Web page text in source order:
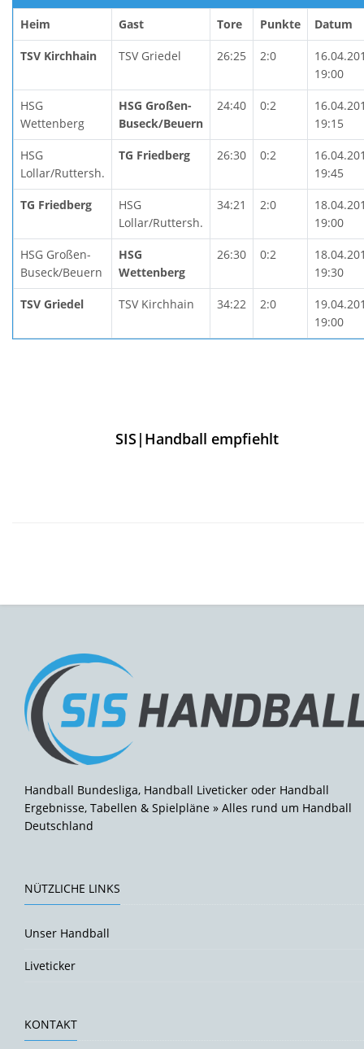
Heim Gast Tore Punkte Datum
TSV Kirchhain TSV Griedel 26:25 2:0
19:00
HSG
Wettenberg
HSG Großen-
Buseck/Beuern
24:40 0:2
19:15
HSG
Lollar/Ruttersh.
TG Friedberg 26:30 0:2
19:45
TG Friedberg
HSG
Lollar/Ruttersh.
34:21 2:0
19:00
HSG Großen-
Buseck/Beuern
HSG
Wettenberg
26:30 0:2
19:30
TSV Griedel TSV Kirchhain 34:22 2:0
19:00
SIS|Handball empfiehlt
Handball Bundesliga, Handball Liveticker oder Handball
Ergebnisse, Tabellen & Spielpläne » Alles rund um Handball
Deutschland
NÜTZLICHE LINKS
Unser Handball
Liveticker
KONTAKT